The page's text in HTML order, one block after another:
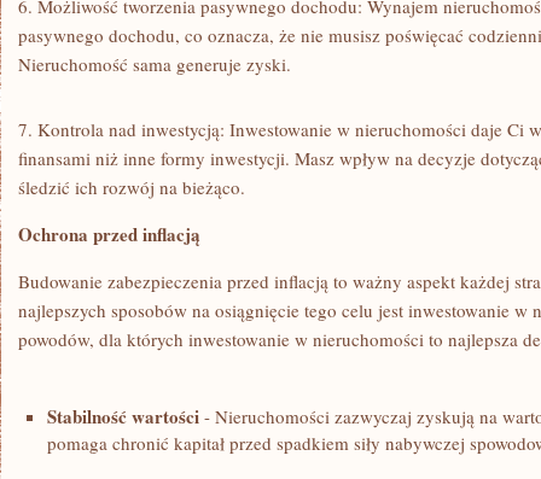
6. Możliwość tworzenia ⁣pasywnego dochodu: Wynajem⁤
pasywnego​ dochodu, co oznacza, że nie musisz⁣ poświęcać⁣
Nieruchomość⁢ sama generuje zyski.
7. Kontrola nad inwestycją: ‌Inwestowanie w nieruchomości daje Ci
finansami niż inne formy inwestycji. Masz wpływ na decyzje
śledzić ich‌ rozwój na bieżąco.
Ochrona przed inflacją
Budowanie zabezpieczenia przed inflacją to ważny aspekt każdej
najlepszych sposobów na⁤ osiągnięcie tego celu jest inwestowanie w
powodów, dla​ których inwestowanie w⁣ nieruchomości to najlepsza
Stabilność wartości ⁣- Nieruchomości ⁤zazwyczaj zyskują ⁢na
⁤pomaga chronić kapitał przed spadkiem siły nabywczej